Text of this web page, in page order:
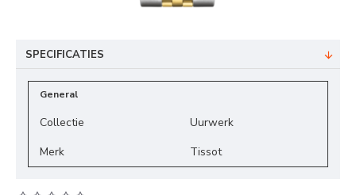
SPECIFICATIES
General
Collectie
Uurwerk
Merk
Tissot